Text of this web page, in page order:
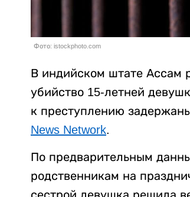
Фото: istockphoto.com
В индийском штате Ассам
убийство 15-летней
к преступлению
News Network.
По предварительным
родственникам на